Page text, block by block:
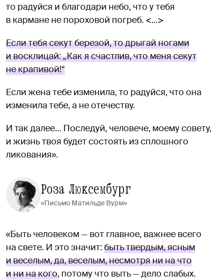
то радуйся и благодари небо, что у тебя
в кармане не пороховой погреб. <…>
Если тебя секут березой, то дрыгай ногами
и восклицай: „Как я счастлив, что меня секут
не крапивой!“
Если жена тебе изменила, то радуйся, что она
изменила тебе, а не отечеству.
И так далее… Последуй, человече, моему совету,
и жизнь твоя будет состоять из сплошного
ликования».
Роза Люксембург
«Письмо Матильде Вурм»
«Быть человеком — вот главное, важнее всего
на свете. И это значит:быть твердым, ясным
и веселым, да, веселым, несмотря ни на что
и ни на кого, потому что выть — дело слабых.